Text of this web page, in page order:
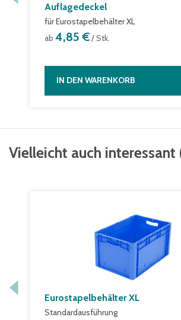
Auflagedeckel
für Eurostapelbehälter XL
ab 4,85 €/ Stk.
IN DEN WARENKORB
Vielleicht auch interessant
Eurostapelbehälter XL
Standardausführung